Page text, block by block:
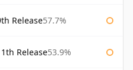
Release57.7%
Release53.9%